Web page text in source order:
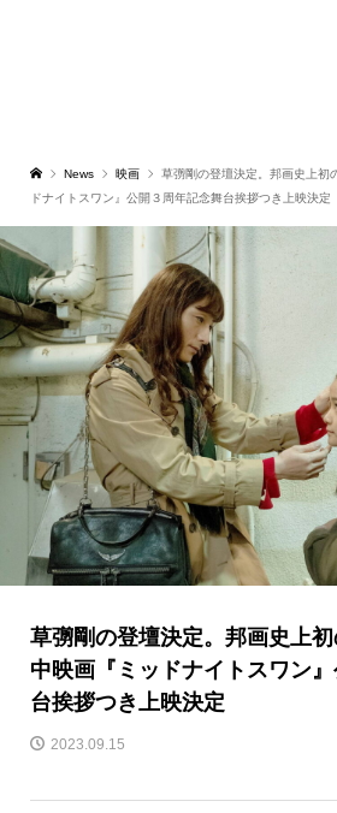
News 映画
草彅剛の登壇決定。邦画史上初
ドナイトスワン』公開３周年記念舞台挨拶つき上映決定
草彅剛の登壇決定。邦画史上
中映画『ミッドナイトスワン
台挨拶つき上映決定
2023.09.15